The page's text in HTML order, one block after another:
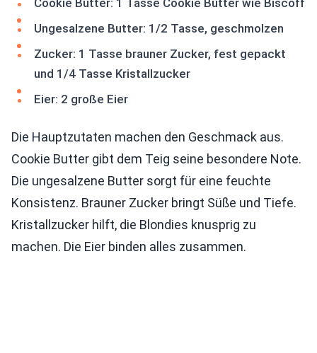
Cookie Butter: 1 Tasse Cookie Butter wie Biscoff
Ungesalzene Butter: 1/2 Tasse, geschmolzen
Zucker: 1 Tasse brauner Zucker, fest gepackt
und 1/4 Tasse Kristallzucker
Eier: 2 große Eier
Die Hauptzutaten machen den Geschmack aus.
Cookie Butter gibt dem Teig seine besondere Note.
Die ungesalzene Butter sorgt für eine feuchte
Konsistenz. Brauner Zucker bringt Süße und Tiefe.
Kristallzucker hilft, die Blondies knusprig zu
machen. Die Eier binden alles zusammen.